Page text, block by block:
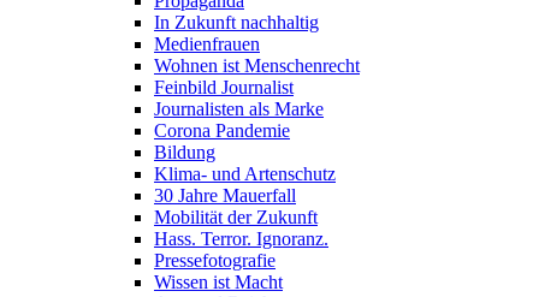
In Zukunft nachhaltig
Medienfrauen
Wohnen ist Menschenrecht
Feinbild Journalist
Journalisten als Marke
Corona Pandemie
Bildung
Klima- und Artenschutz
30 Jahre Mauerfall
Mobilität der Zukunft
Hass. Terror. Ignoranz.
Pressefotografie
Wissen ist Macht